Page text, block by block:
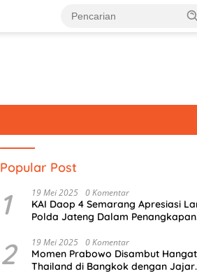
Popular Post
1 19 Mei 2025 0 Komentar
KAI Daop 4 Semarang Apresiasi
Polda Jateng Dalam Penangkapan
Perusahaan
2 19 Mei 2025 0 Komentar
Momen Prabowo Disambut Hangat
Thailand di Bangkok dengan Jajar